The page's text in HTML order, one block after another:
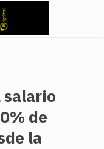
salario
de
la